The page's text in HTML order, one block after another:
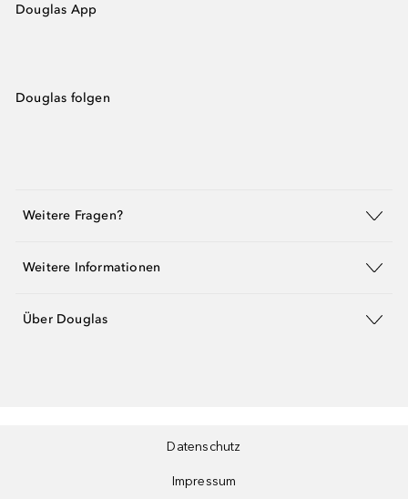
Douglas App
Douglas folgen
Weitere Fragen?
Weitere Informationen
Über Douglas
Datenschutz
Impressum